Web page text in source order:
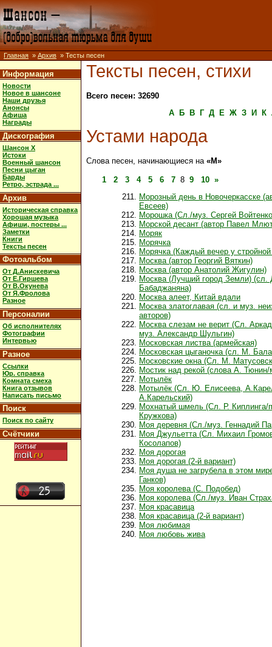
Главная » Архив » Тесты песен
Информация
Новости
Новое в шансоне
Наши друзья
Анонсы
Афиша
Награды
Дискография
Шансон X
Истоки
Военный шансон
Песни цыган
Барды
Ретро, эстрада ...
Архив
Историческая справка
Хорошая музыка
Афиши, постеры ...
Заметки
Книги
Тексты песен
Фотоальбом
От Д.Анискевича
От Е.Гиршева
От В.Окунева
От Я.Фролова
Разное
Персоналии
Об исполнителях
Фотографии
Интервью
Разное
Ссылки
Юр. справка
Комната смеха
Книга отзывов
Написать письмо
Поиск
Поиск по сайту
Счётчики
Тексты песен, стихи
Всего песен: 32690
А
Б В Г Д Е Ж З И К
Устами народа
Слова песен, начинающиеся на «М»
1 2 3 4 5 6 7 8 9 10 »
Морозный день в Новочеркасске
Евсеев)
Морошка (Сл./муз. Сергей
Морской десант (автор Павел
Моряк
Морячка
Морячка (Каждый вечер у стройной
Москва (автор Георгий Вяткин)
Москва (автор Анатолий Жигулин)
Москва (Лучший город Земли) (сл.
Бабаджаняна)
Москва алеет, Китай вдали
Москва златоглавая (сл. и муз.
авторов)
Москва слезам не верит (Сл.
муз. Александр Шульгин)
Московская листва (армейская)
Московская цыганочка (сл. М.
Московские окна (Сл. М.
Мостик над рекой (слова А.
Мотылёк
Мотылёк (Сл. Ю. Елисеева,
А.Карельский)
Мохнатый шмель (Сл. Р. Киплинга/
Кружкова)
Моя деревня (Сл./муз. Геннадий
Моя Джульетта (Сл. Михаил
Косолапов)
Моя дорогая
Моя дорогая (2-й вариант)
Моя душа не загрубела в этом
Ганков)
Моя королева (С. Подобед)
Моя королева (Сл./муз. Иван
Моя красавица
Моя красавица (2-й вариант)
Моя любимая
Моя любовь жива